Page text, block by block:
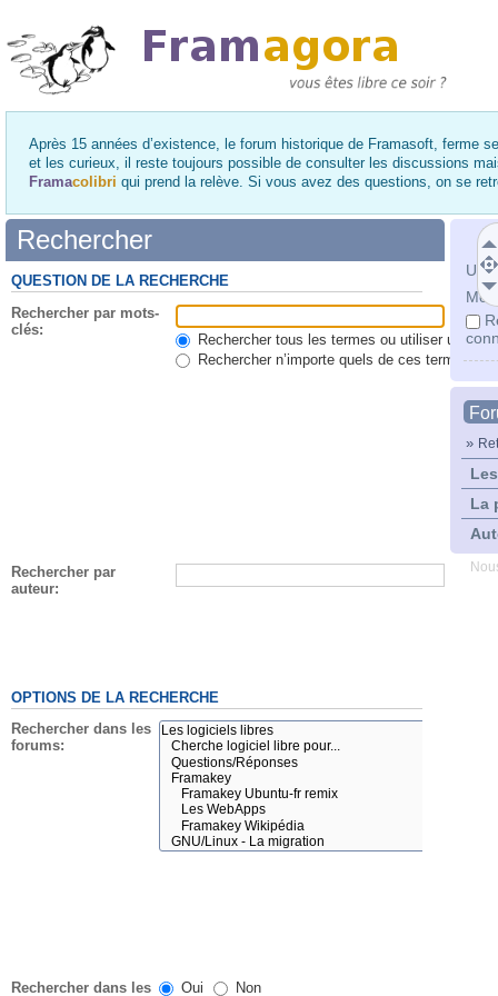
Après 15 années d’existence, le forum historique de Framasoft, ferme
et les curieux, il reste toujours possible de consulter les discussions
Framacolibri qui prend la relève. Si vous avez des questions, on se
Mot
»
La
Rechercher
QUESTION DE LA RECHERCHE
Rechercher par mots-
clés:
Rechercher tous les termes ou utiliser une
Rechercher n’importe quels de ces termes
Rechercher par
auteur:
OPTIONS DE LA RECHERCHE
Rechercher dans les
forums:
Rechercher dans les Oui Non